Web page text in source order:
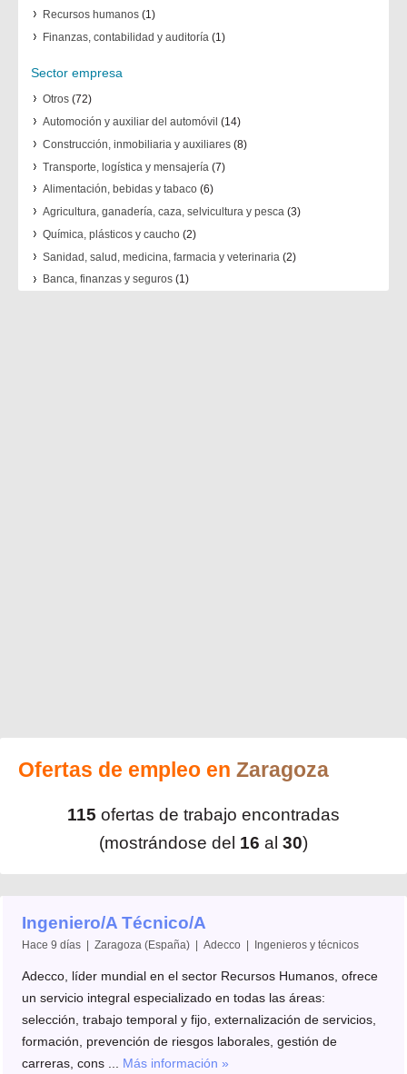
Recursos humanos(1)
Finanzas, contabilidad y auditoría(1)
Sector empresa
Otros(72)
Automoción y auxiliar del automóvil (14)
Construcción, inmobiliaria y auxiliares(8)
Transporte, logística y mensajería (7)
Alimentación, bebidas y tabaco(6)
Agricultura, ganadería, caza, selvicultura y pesca(3)
Química, plásticos y caucho(2)
Sanidad, salud, medicina, farmacia y veterinaria(2)
Banca, finanzas y seguros(1)
Ofertas de empleo en Zaragoza
115 ofertas de trabajo encontradas
(mostrándose del 16 al 30)
Ingeniero/A Técnico/A
Hace 9 días | Zaragoza (España) | Adecco | Ingenieros y técnicos
Adecco, líder mundial en el sector Recursos Humanos, ofrece
un servicio integral especializado en todas las áreas:
selección, trabajo temporal y fijo, externalización de servicios,
formación, prevención de riesgos laborales, gestión de
carreras, cons ... Más información »